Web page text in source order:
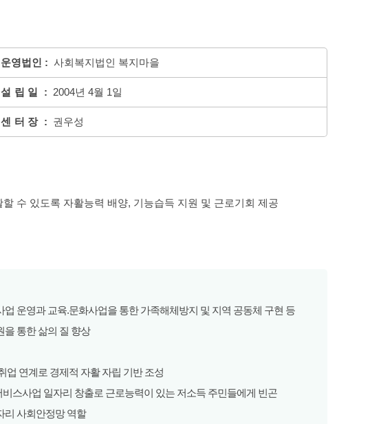
운영법인 : 사회복지법인 복지마을
설립일 : 2004년 4월 1일
센터장 : 권우성
수 있도록 자활능력 배양, 기능습득 지원 및 근로기회 제공
업 운영과 교육.문화사업을 통한 가족해체방지 및 지역 공동체 구현 등
을 통한 삶의 질 향상
업 연계로 경제적 자활 자립 기반 조성
스사업 일자리 창출로 근로능력이 있는 저소득 주민들에게 빈곤
리 사회안정망 역할